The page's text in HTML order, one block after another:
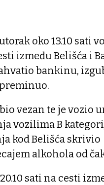
oko 13.10 sati
između Belišća i
bankinu,
vezan te je vozio
vozilima B
kod Belišća skrivio
alkohola od
sati na cesti